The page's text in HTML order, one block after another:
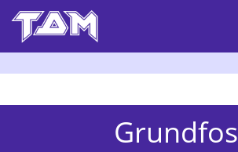
Grundfos